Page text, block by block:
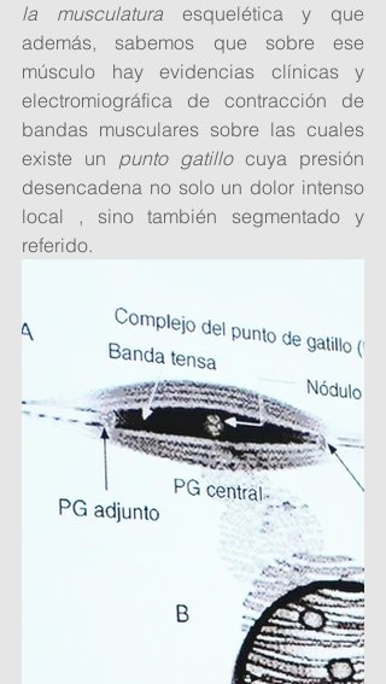
la musculatura esquelética y que
además, sabemos que sobre ese
músculo hay evidencias clínicas y
electromiográfica de contracción de
bandas musculares sobre las cuales
existe un punto gatillo cuya presión
desencadena no solo un dolor intenso
local , sino también segmentado y
referido.